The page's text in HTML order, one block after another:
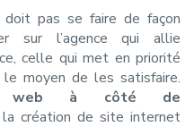
doit pas se faire de façon
sur l’agence qui allie
celle qui met en priorité
moyen de les satisfaire.
web à côté de
la création de site internet